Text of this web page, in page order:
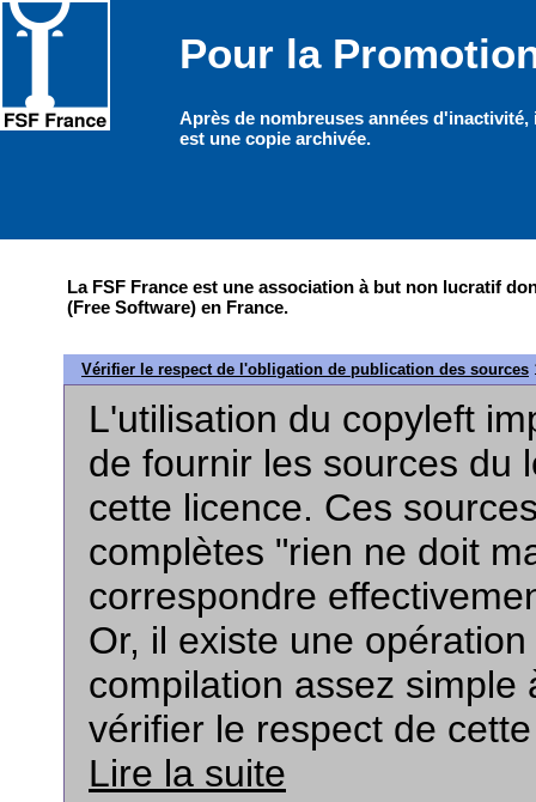
Pour la
La FSF France est une association à but non lucratif
(Free Software) en France.
Vérifier le respect de l'obligation de publication des sources
L'utilisation du copyleft
de fournir les sources du
cette licence. Ces
complètes "rien ne doit
correspondre
Or, il existe une
compilation assez simple
vérifier le respect de
Lire la suite